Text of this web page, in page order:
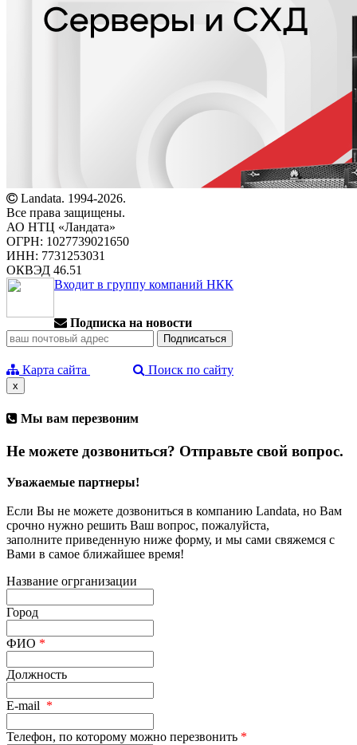
Landata. 1994-2026.
Все права защищены.
АО НТЦ «Ландата»
ОГРН: 1027739021650
ИНН: 7731253031
ОКВЭД 46.51
Входит в группу компаний НКК
Подписка на новости
Карта сайта Поиск по сайту
x
Мы вам перезвоним
Не можете дозвониться? Отправьте свой вопрос.
Уважаемые партнеры!
Если Вы не можете дозвониться в компанию Landata, но Вам
срочно нужно решить Ваш вопрос, пожалуйста,
заполните приведенную ниже форму, и мы сами свяжемся с
Вами в самое ближайшее время!
Название огрганизации
Город
ФИО *
Должность
E-mail *
Телефон, по которому можно перезвонить *